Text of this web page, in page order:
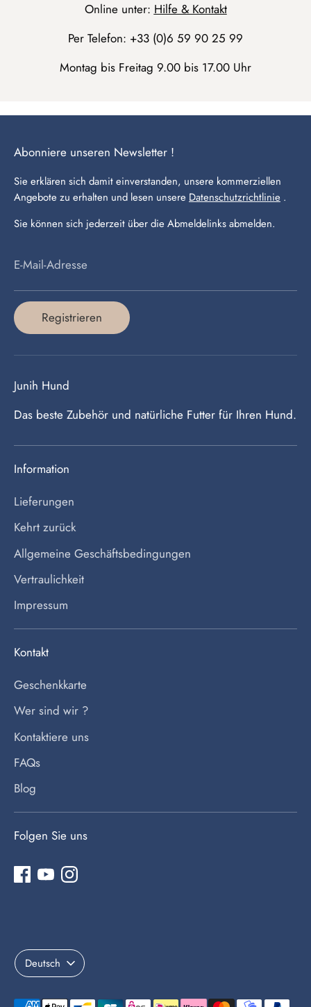
Online unter: Hilfe & Kontakt
Per Telefon: +33 (0)6 59 90 25 99
Montag bis Freitag 9.00 bis 17.00 Uhr
Abonniere unseren Newsletter !
Sie erklären sich damit einverstanden, unsere kommerziellen
Angebote zu erhalten und lesen unsere Datenschutzrichtlinie .
Sie können sich jederzeit über die Abmeldelinks abmelden.
E-Mail-Adresse
Registrieren
Junih Hund
Das beste Zubehör und natürliche Futter für Ihren Hund.
Information
Lieferungen
Kehrt zurück
Allgemeine Geschäftsbedingungen
Vertraulichkeit
Impressum
Kontakt
Geschenkkarte
Wer sind wir ?
Kontaktiere uns
FAQs
Blog
Folgen Sie uns
Sprache
Deutsch